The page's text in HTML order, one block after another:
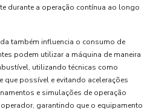
durante a operação contínua ao longo
também influencia o consumo de
podem utilizar a máquina de maneira
utilizando técnicas como
que possível e evitando acelerações
e simulações de operação
garantindo que o equipamento